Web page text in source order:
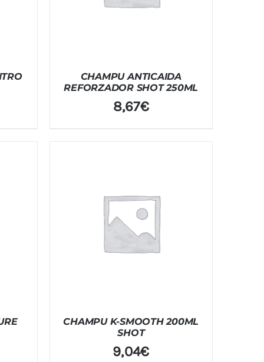
CHAMPU ANTICAIDA
REFORZADOR SHOT 250ML
8,67€
CHAMPU K-SMOOTH 200ML
SHOT
9,04€